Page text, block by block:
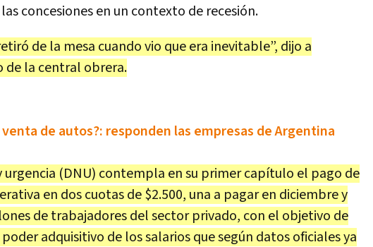
concesiones en un contexto de recesión.
de la mesa cuando vio que era inevitable”, dijo a
de la central obrera.
de autos?: responden las empresas de Argentina
urgencia (DNU) contempla en su primer capítulo el pago de
en dos cuotas de $2.500, una a pagar en diciembre y
de trabajadores del sector privado, con el objetivo de
adquisitivo de los salarios que según datos oficiales ya